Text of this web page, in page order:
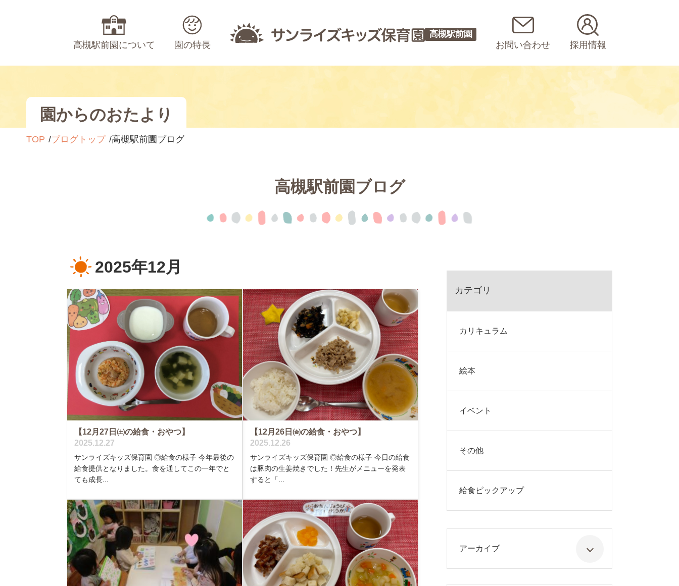
高槻駅前園について 園の特長
高槻駅前園
お問い合わせ 採用情報
園からのおたより
TOP ブログトップ 高槻駅前園ブログ
高槻駅前園ブログ
2025年12月
【12月27日㈯の給食・おやつ】
2025.12.27
サンライズキッズ保育園 ◎給食の様子 今年最後の
給食提供となりました。食を通してこの一年でと
ても成長...
【12月26日㈮の給食・おやつ】
2025.12.26
サンライズキッズ保育園 ◎給食の様子 今日の給食
は豚肉の生姜焼きでした！先生がメニューを発表
すると「...
カテゴリ
カリキュラム
絵本
イベント
その他
給食ピックアップ
アーカイブ